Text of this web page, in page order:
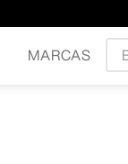
MARCAS